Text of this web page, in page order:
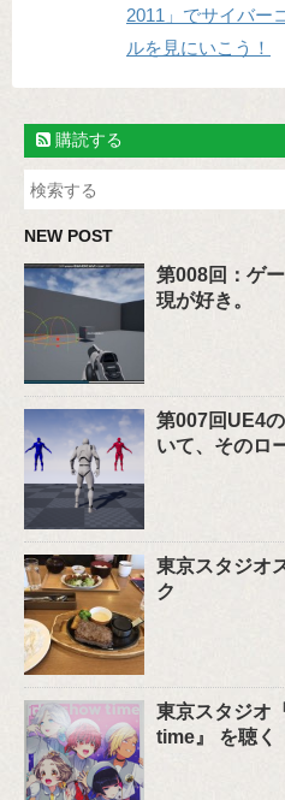
2011」でサイバー
ルを見にいこう！
購読する
NEW POST
第008回：ゲ
現が好き。
第007回UE4
いて、そのロ
東京スタジオ
ク
東京スタジオ
time』 を聴く